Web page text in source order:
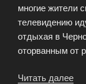
многие жители
телевидению
отдыхая в
оторванным от
Читать далее